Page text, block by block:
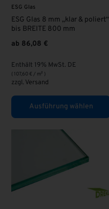
ESG Glas
ESG Glas 8 mm „klar & poliert“
bis BREITE 800 mm
ab 86,08 €
Enthält 19% MwSt. DE
( 107,60 € / m² )
zzgl. Versand
Ausführung wählen